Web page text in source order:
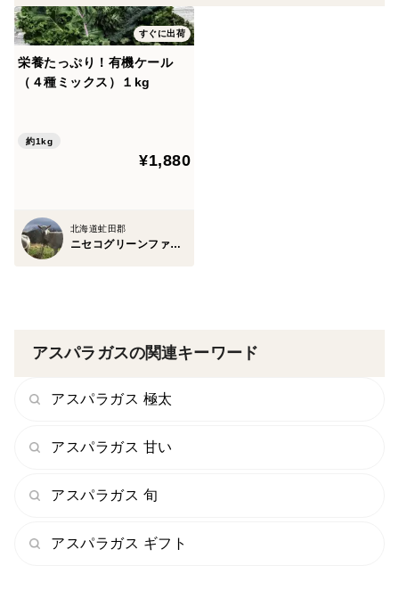
すぐに出荷
栄養たっぷり！有機ケール
（４種ミックス）１kg
約1kg
¥1,880
北海道虻田郡
ニセコグリーンファーム
アスパラガスの関連キーワード
アスパラガス 極太
アスパラガス 甘い
アスパラガス 旬
アスパラガス ギフト